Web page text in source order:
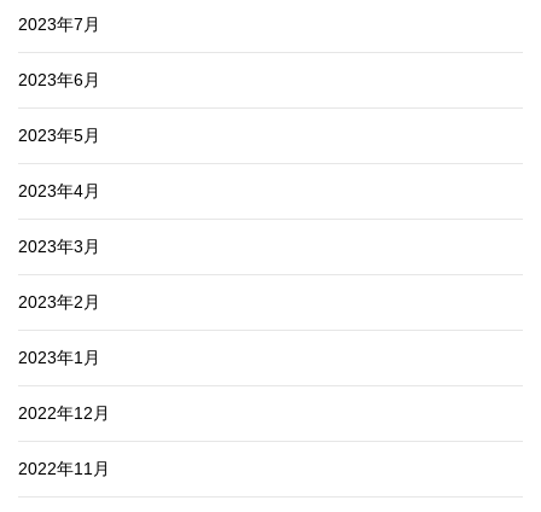
2023年7月
2023年6月
2023年5月
2023年4月
2023年3月
2023年2月
2023年1月
2022年12月
2022年11月